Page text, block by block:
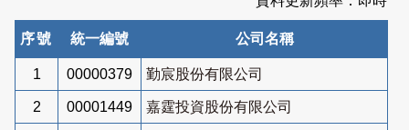
序號 統一編號 公司名稱
1 00000379 勤宸股份有限公司
2 00001449 嘉霆投資股份有限公司